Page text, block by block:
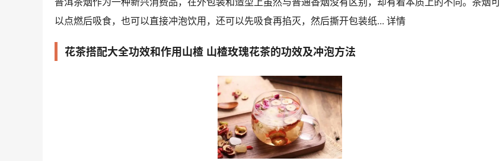
以点燃后吸食，也可以直接冲泡饮用，还可以先吸食再掐灭，然后撕开包装纸... 详情
花茶搭配大全功效和作用山楂 山楂玫瑰花茶的功效及冲泡方法